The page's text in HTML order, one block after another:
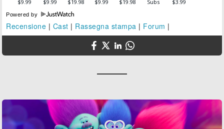
Powered by
Recensione | Cast | Rassegna stampa | Forum |